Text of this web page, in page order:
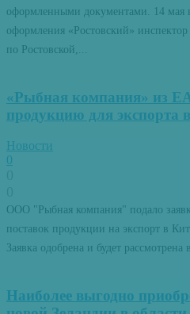
оформленными документами. 14 мая
оформления «Ростовский» инспектор
по Ростовской,...
«Рыбная компания» из
продукцию для экспорта
Новости
0
ООО "Рыбная компания" подало
поставок продукции на экспорт в
Заявка одобрена и будет
Наиболее выгодно